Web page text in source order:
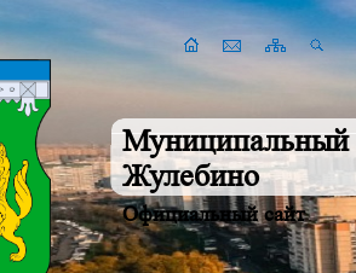
Муниципальный
Жулебино
Официальный сайт